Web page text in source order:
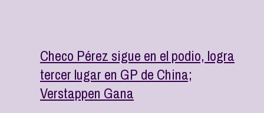
Checo Pérez sigue en el podio, logra
tercer lugar en GP de China;
Verstappen Gana